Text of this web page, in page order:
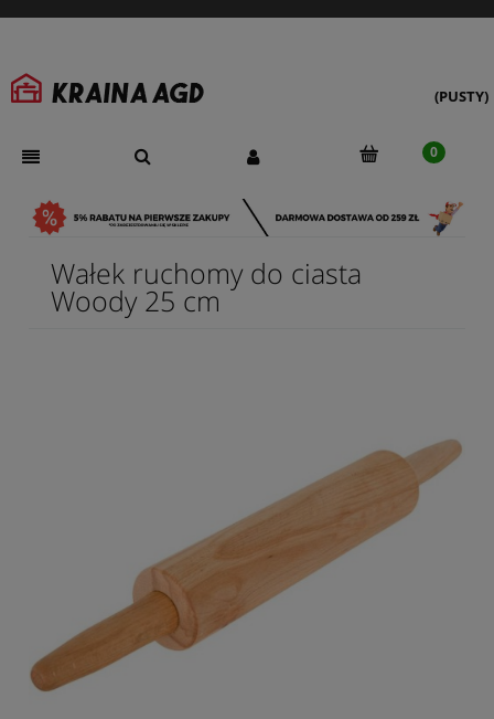
(PUSTY)
Wałek ruchomy do ciasta
Woody 25 cm